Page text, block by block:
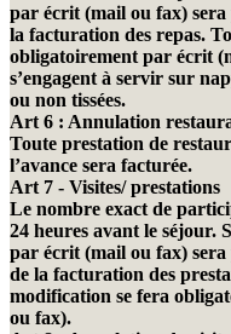
par écrit (mail ou fax)
la facturation des repas.
obligatoirement par écrit
s’engagent à servir sur
ou non tissées.
Art 6 : Annulation
Toute prestation de
l’avance sera facturée.
Art 7 - Visites/ prestations
Le nombre exact de
24 heures avant le séjour.
par écrit (mail ou fax)
de la facturation des
modification se fera
ou fax).